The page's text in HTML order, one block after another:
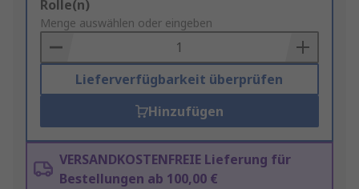
Add
to
Basket
Rolle(n)
Menge auswählen oder eingeben
Lieferverfügbarkeit überprüfen
Hinzufügen
VERSANDKOSTENFREIE Lieferung für
Bestellungen ab 100,00 €